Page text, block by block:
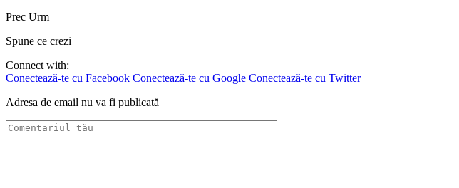
Prec Urm
Spune ce crezi
Connect with:
Conectează-te cu Facebook Conectează-te cu Google Conectează-te cu Twitter
Adresa de email nu va fi publicată